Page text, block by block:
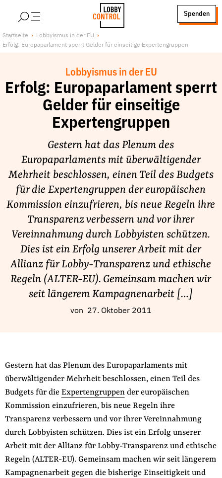
LobbyControl
StartSeite
Spenden
Über uns
Finanzierung
Publikationen und Material
Lobbykritische Stadtführungen
Unsere Schwerpunkte
Lobbykontrolle und Regeln
Lobbyismus und Klima
Macht der Digitalkonzerne
Spenden & Fördern
Fördermitglied werden
Geschenkspende
Bußgelder und Geldauflagen
Projektspende
Kontakt
Impressum
Suche
auf
der
Website
Folge Uns
FacebookMastodon
BlueskyInstagram
YoutubeLinkedIn
Feed
Startseite
Lobbyismus in der EU
Erfolg: Europaparlament sperrt Gelder für einseitige Expertengruppen
Lobbyismus in der EU
Erfolg: Europaparlament sperrt
Gelder für einseitige
Expertengruppen
Gestern hat das Plenum des
Europaparlaments mit überwältigender
Mehrheit beschlossen, einen Teil des Budgets
für die Expertengruppen der europäischen
Kommission einzufrieren, bis neue Regeln ihre
Transparenz verbessern und vor ihrer
Vereinnahmung durch Lobbyisten schützen.
Dies ist ein Erfolg unserer Arbeit mit der
Allianz für Lobby-Transparenz und ethische
Regeln (ALTER-EU). Gemeinsam machen wir
seit längerem Kampagnenarbeit […]
von 27. Oktober 2011
Gestern hat das Plenum des Europaparlaments mit
überwältigender Mehrheit beschlossen, einen Teil des
Budgets für die Expertengruppender europäischen
Kommission einzufrieren, bis neue Regeln ihre
Transparenz verbessern und vor ihrer Vereinnahmung
durch Lobbyisten schützen. Dies ist ein Erfolg unserer
Arbeit mit der Allianz für Lobby-Transparenz und ethische
Regeln (ALTER-EU). Gemeinsam machen wir seit längerem
Kampagnenarbeit gegen die bisherige Einseitigkeit und